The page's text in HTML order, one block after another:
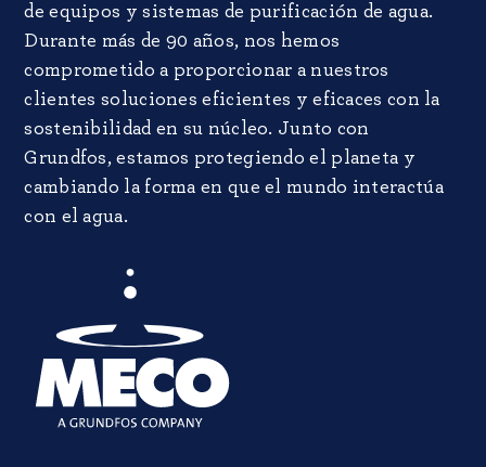
de equipos y sistemas de purificación de agua.
Durante más de 90 años, nos hemos
comprometido a proporcionar a nuestros
clientes soluciones eficientes y eficaces con la
sostenibilidad en su núcleo. Junto con
Grundfos, estamos protegiendo el planeta y
cambiando la forma en que el mundo interactúa
con el agua.